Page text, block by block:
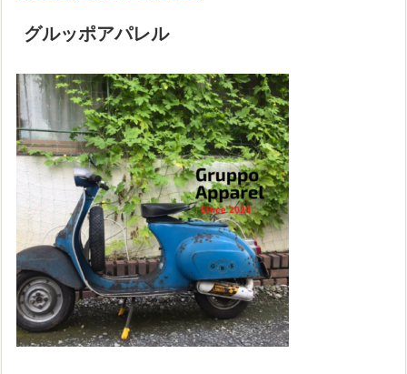
グルッポアパレル